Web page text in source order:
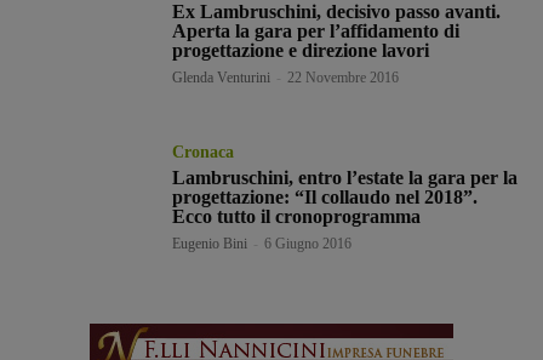
Ex Lambruschini, decisivo passo avanti.
Aperta la gara per l’affidamento di
progettazione e direzione lavori
Glenda Venturini 22 Novembre 2016
Cronaca
Lambruschini, entro l’estate la gara per la
progettazione: “Il collaudo nel 2018”.
Ecco tutto il cronoprogramma
Eugenio Bini 6 Giugno 2016